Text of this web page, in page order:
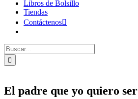
Libros de Bolsillo
Tiendas
Contáctenos
Buscar:
El padre que yo quiero ser